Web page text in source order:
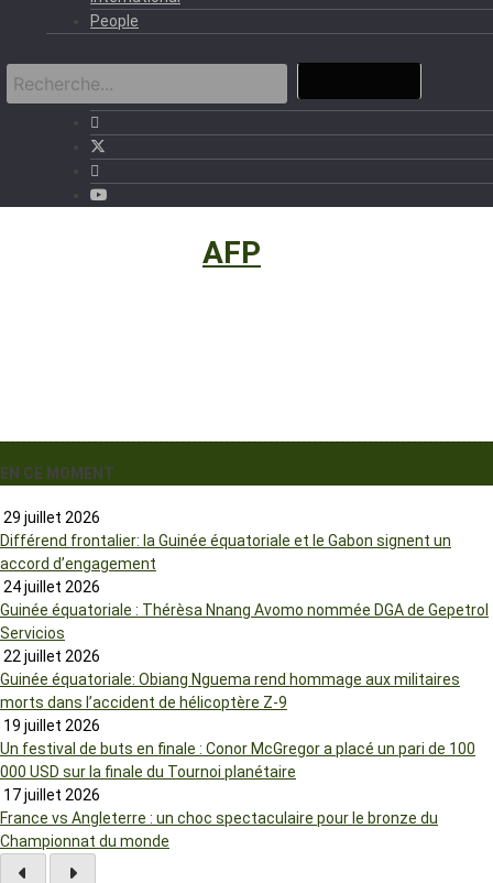
People
AFP
EN CE MOMENT
29 juillet 2026
Différend frontalier: la Guinée équatoriale et le Gabon signent un
accord d’engagement
24 juillet 2026
Guinée équatoriale : Thérèsa Nnang Avomo nommée DGA de Gepetrol
Servicios
22 juillet 2026
Guinée équatoriale: Obiang Nguema rend hommage aux militaires
morts dans l’accident de hélicoptère Z-9
19 juillet 2026
Un festival de buts en finale : Conor McGregor a placé un pari de 100
000 USD sur la finale du Tournoi planétaire
17 juillet 2026
France vs Angleterre : un choc spectaculaire pour le bronze du
Championnat du monde